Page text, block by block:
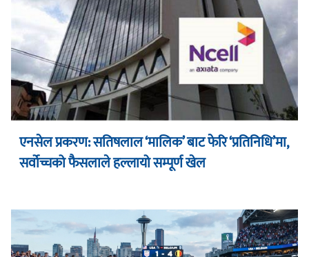
एनसेल प्रकरण: सतिषलाल ‘मालिक’ बाट फेरि ‘प्रतिनिधि’मा,
सर्वोच्चको फैसलाले हल्लायो सम्पूर्ण खेल